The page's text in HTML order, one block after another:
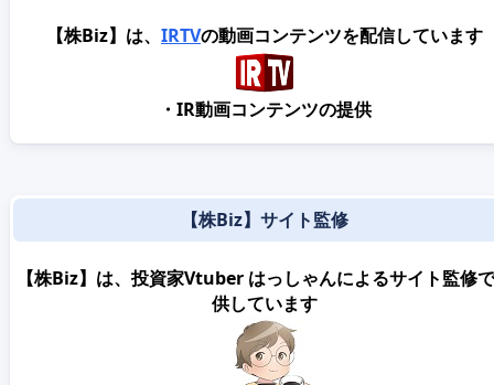
【株Biz】は、 IRTVの動画コンテンツを配信しています
・IR動画コンテンツの提供
【株Biz】サイト監修
【株Biz】は、投資家Vtuber はっしゃんによるサイト監修
供しています